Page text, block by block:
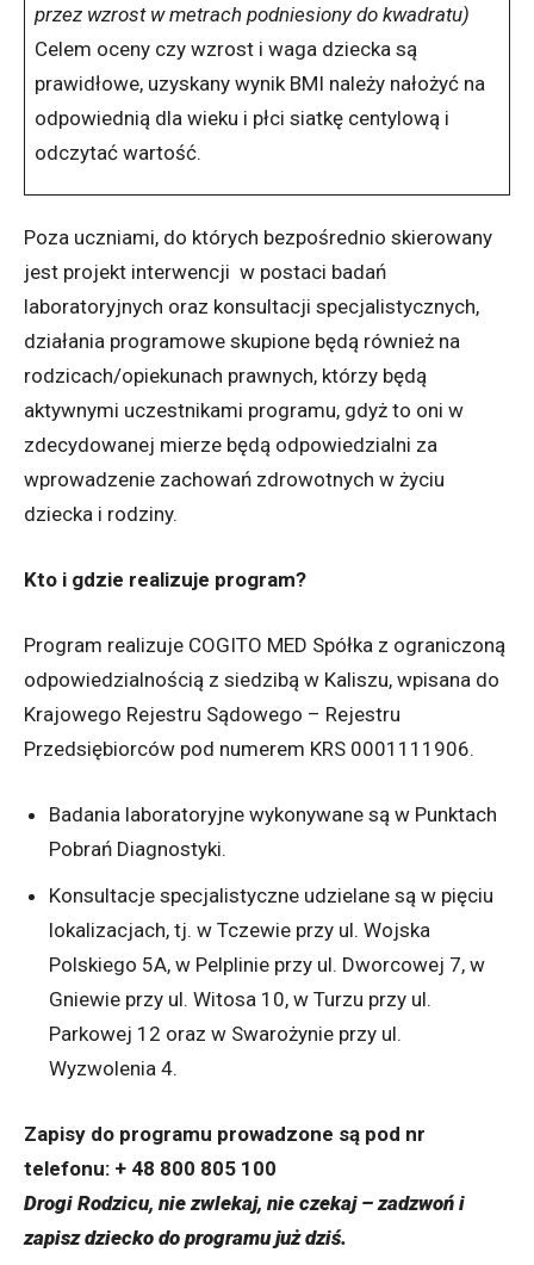
przez wzrost w metrach podniesiony do kwadratu)
Celem oceny czy wzrost i waga dziecka są
prawidłowe, uzyskany wynik BMI należy nałożyć na
odpowiednią dla wieku i płci siatkę centylową i
odczytać wartość.
Poza uczniami, do których bezpośrednio skierowany
jest projekt interwencji w postaci badań
laboratoryjnych oraz konsultacji specjalistycznych,
działania programowe skupione będą również na
rodzicach/opiekunach prawnych, którzy będą
aktywnymi uczestnikami programu, gdyż to oni w
zdecydowanej mierze będą odpowiedzialni za
wprowadzenie zachowań zdrowotnych w życiu
dziecka i rodziny.
Kto i gdzie realizuje program?
Program realizuje COGITO MED Spółka z ograniczoną
odpowiedzialnością z siedzibą w Kaliszu, wpisana do
Krajowego Rejestru Sądowego – Rejestru
Przedsiębiorców pod numerem KRS 0001111906.
Badania laboratoryjne wykonywane są w Punktach
Pobrań Diagnostyki.
Konsultacje specjalistyczne udzielane są w pięciu
lokalizacjach, tj. w Tczewie przy ul. Wojska
Polskiego 5A, w Pelplinie przy ul. Dworcowej 7, w
Gniewie przy ul. Witosa 10, w Turzu przy ul.
Parkowej 12 oraz w Swarożynie przy ul.
Wyzwolenia 4.
Zapisy do programu prowadzone są pod nr
telefonu: + 48 800 805 100
Drogi Rodzicu, nie zwlekaj, nie czekaj – zadzwoń i
zapisz dziecko do programu już dziś.